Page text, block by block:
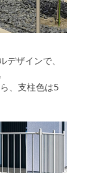
ザインで、
、支柱色は5